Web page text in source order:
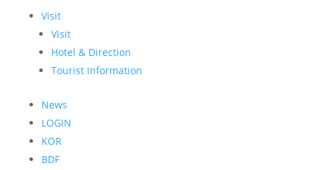
Visit
Visit
Hotel & Direction
Tourist Information
News
LOGIN
KOR
BDF